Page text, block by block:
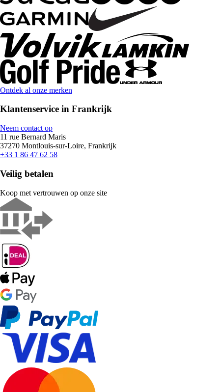
Ontdek al onze merken
Klantenservice in Frankrijk
Neem contact op
11 rue Bernard Maris
37270 Montlouis-sur-Loire, Frankrijk
+33 1 86 47 62 58
Veilig betalen
Koop met vertrouwen op onze site